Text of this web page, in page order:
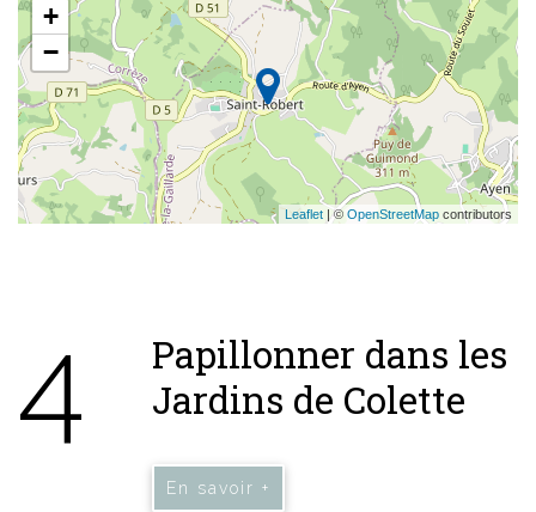
+
−
Leaflet | © OpenStreetMap contributors
4
Papillonner dans les
Jardins de Colette
En savoir +